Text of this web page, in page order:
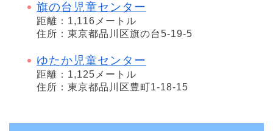
旗の台児童センター
距離：1,116メートル
住所：東京都品川区旗の台5-19-5
ゆたか児童センター
距離：1,125メートル
住所：東京都品川区豊町1-18-15